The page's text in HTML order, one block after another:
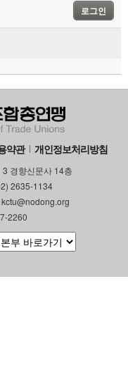
로그인
약관 개인정보처리방침
경향신문사 14층
2635-1134
2260